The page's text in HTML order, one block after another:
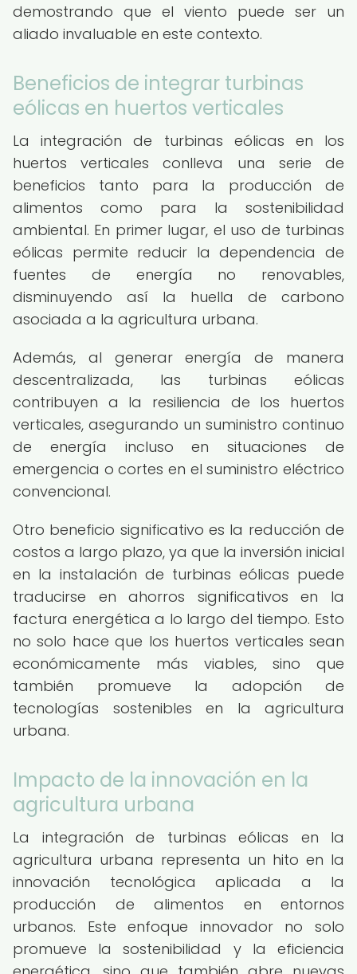
demostrando que el viento puede ser un
aliado invaluable en este contexto.
Beneficios de integrar turbinas
eólicas en huertos verticales
La integración de turbinas eólicas en los
huertos verticales conlleva una serie de
beneficios tanto para la producción de
alimentos como para la sostenibilidad
ambiental. En primer lugar, el uso de turbinas
eólicas permite reducir la dependencia de
fuentes de energía no renovables,
disminuyendo así la huella de carbono
asociada a la agricultura urbana.
Además, al generar energía de manera
descentralizada, las turbinas eólicas
contribuyen a la resiliencia de los huertos
verticales, asegurando un suministro continuo
de energía incluso en situaciones de
emergencia o cortes en el suministro eléctrico
convencional.
Otro beneficio significativo es la reducción de
costos a largo plazo, ya que la inversión inicial
en la instalación de turbinas eólicas puede
traducirse en ahorros significativos en la
factura energética a lo largo del tiempo. Esto
no solo hace que los huertos verticales sean
económicamente más viables, sino que
también promueve la adopción de
tecnologías sostenibles en la agricultura
urbana.
Impacto de la innovación en la
agricultura urbana
La integración de turbinas eólicas en la
agricultura urbana representa un hito en la
innovación tecnológica aplicada a la
producción de alimentos en entornos
urbanos. Este enfoque innovador no solo
promueve la sostenibilidad y la eficiencia